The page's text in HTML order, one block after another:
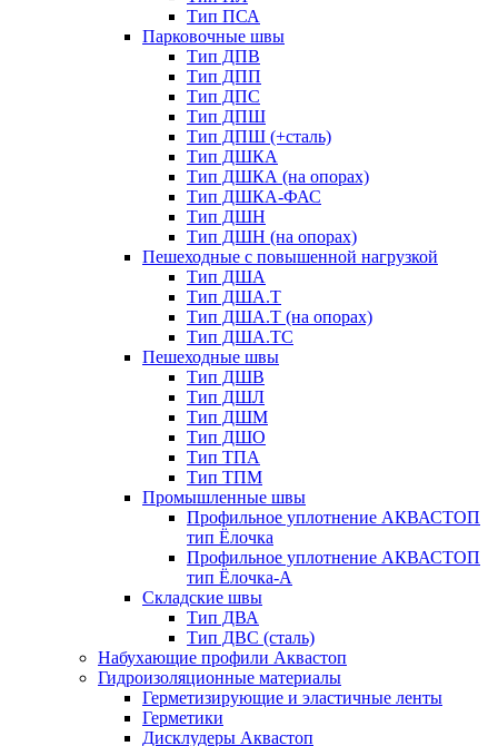
Тип ПСА
Парковочные швы
Тип ДПВ
Тип ДПП
Тип ДПС
Тип ДПШ
Тип ДПШ (+сталь)
Тип ДШКА
Тип ДШКА (на опорах)
Тип ДШКА-ФАС
Тип ДШН
Тип ДШН (на опорах)
Пешеходные с повышенной нагрузкой
Тип ДША
Тип ДША.Т
Тип ДША.Т (на опорах)
Тип ДША.ТС
Пешеходные швы
Тип ДШВ
Тип ДШЛ
Тип ДШМ
Тип ДШО
Тип ТПА
Тип ТПМ
Промышленные швы
Профильное уплотнение АКВАСТОП
тип Ёлочка
Профильное уплотнение АКВАСТОП
тип Ёлочка-А
Складские швы
Тип ДВА
Тип ДВС (сталь)
Набухающие профили Аквастоп
Гидроизоляционные материалы
Герметизирующие и эластичные ленты
Герметики
Дисклудеры Аквастоп